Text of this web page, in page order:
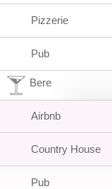
Pizzerie
Pub
Bere
Airbnb
Country House
Pub